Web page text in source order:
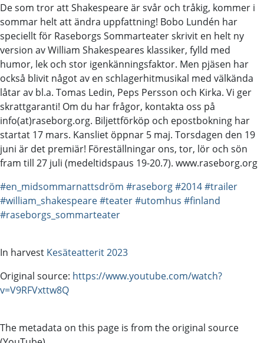
De som tror att Shakespeare är svår och tråkig, kommer i
sommar helt att ändra uppfattning! Bobo Lundén har
speciellt för Raseborgs Sommarteater skrivit en helt ny
version av William Shakespeares klassiker, fylld med
humor, lek och stor igenkänningsfaktor. Men pjäsen har
också blivit något av en schlagerhitmusikal med välkända
låtar av bl.a. Tomas Ledin, Peps Persson och Kirka. Vi ger
skrattgaranti! Om du har frågor, kontakta oss på
info(at)raseborg.org. Biljettförköp och epostbokning har
startat 17 mars. Kansliet öppnar 5 maj. Torsdagen den 19
juni är det premiär! Föreställningar ons, tor, lör och sön
fram till 27 juli (medeltidspaus 19-20.7). www.raseborg.org
#en_midsommarnattsdröm #raseborg#2014#trailer
#william_shakespeare#teater#utomhus #finland
#raseborgs_sommarteater
In harvest Kesäteatterit 2023
Original source: https://www.youtube.com/watch?
v=V9RFVxttw8Q
The metadata on this page is from the original source